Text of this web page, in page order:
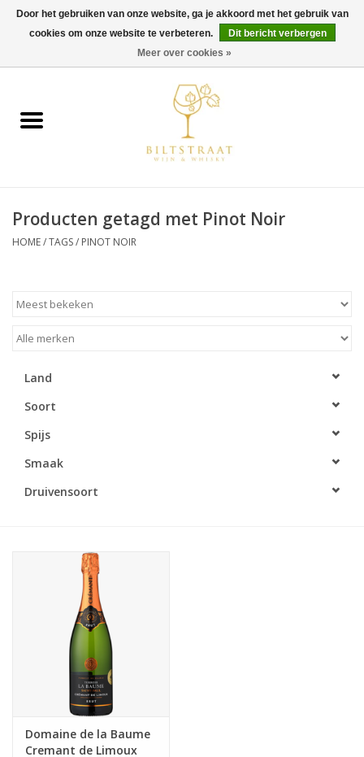
0 Artikelen - €0,00
Wijn
Gin & Tonic
Gedestilleerd
Relatiegeschenken
Sake
Producten getagd met Pinot Noir
HOME/TAGS/ PINOT NOIR
Land
Soort
Spijs
Smaak
Druivensoort
Domaine de la Baume
Cremant de Limoux
Door het gebruiken van onze website, ga je akkoord met het gebruik van
cookies om onze website te verbeteren.
Dit bericht verbergen
Meer over cookies »